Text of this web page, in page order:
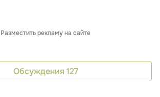
Разместить рекламу на сайте
Обсуждения 127